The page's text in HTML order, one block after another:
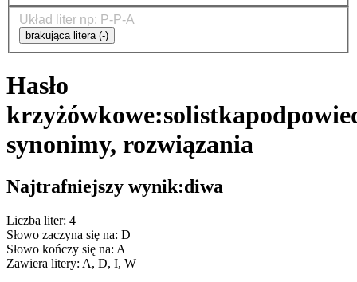
brakująca litera (-)
Hasło
krzyżówkowe:solistka
synonimy, rozwiązania
Najtrafniejszy wynik:diwa
Liczba liter: 4
Słowo zaczyna się na: D
Słowo kończy się na: A
Zawiera litery: A, D, I, W